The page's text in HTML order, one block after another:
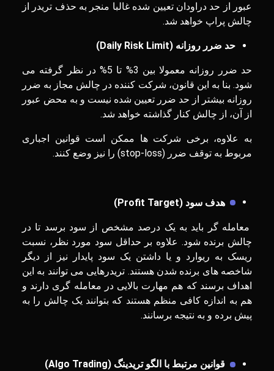
عبور از حد دراودان تعیین شده غالبا منجر به حذف تریدر از
چالش پراپ خواهد شد.
حد ضرر روزانه (Daily Risk Limit
)
حد ضرر روزانه معمولا بین 3% تا 5% در نظر گرفته می
شود. بنا به این قانون، شرکت کننده در چالش مجاز به ضرر
روزانه بیشتر از حد ضرر تعیین شده نیست و به محض عبور
از آن، از چالش کنار گذاشته خواهد شد.
به علاوه، برخی شرکت ها ممکن است قوانین اجباری
مربوط به توقف ضرر (stop-loss) را نیز وضع کنند.
هدف سود (Profit Target
)
معامله‌ گر باید به یک درصد مشخص از سود برسد تا در
چالش برنده شود. علاوه بر حداقل سود مورد نظر، نسبت
ریسک به ریوارد و یا داشتن یک سود پایدار نیز از دیگر
شاخصه های برنده شدن هستند. تریدرهایی می توانند به این
اهداف برسند که هم مهارت بالایی در معامله گری دارند و
هم به اندازه کافی منظم هستند که بتوانند یک چالش را به
پیش برده و به نتیجه برسانند.
قوانین مرتبط با الگو تریدینگ (Algo Trading
)